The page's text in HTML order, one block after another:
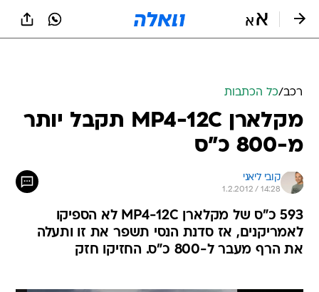
רכב/כל הכתבות
מקלארן MP4-12C תקבל יותר
מ-800 כ"ס
קובי ליאני
1.2.2012 / 14:28
593 כ"ס של מקלארן MP4-12C לא הספיקו
לאמריקנים, אז סדנת הנסי תשפר את זו ותעלה
את הרף מעבר ל-800 כ"ס. החזיקו חזק